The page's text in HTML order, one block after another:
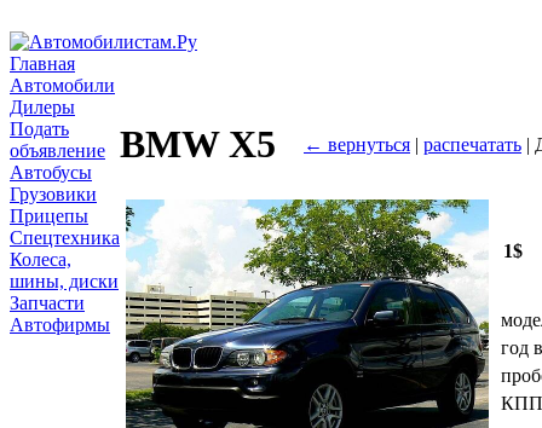
Главная
Автомобили
Дилеры
Подать
объявление
Автобусы
Грузовики
Прицепы
Спецтехника
Колеса,
шины, диски
Запчасти
Автофирмы
BMW X5 ← вернуться | распечатать |
1$
год
КПП